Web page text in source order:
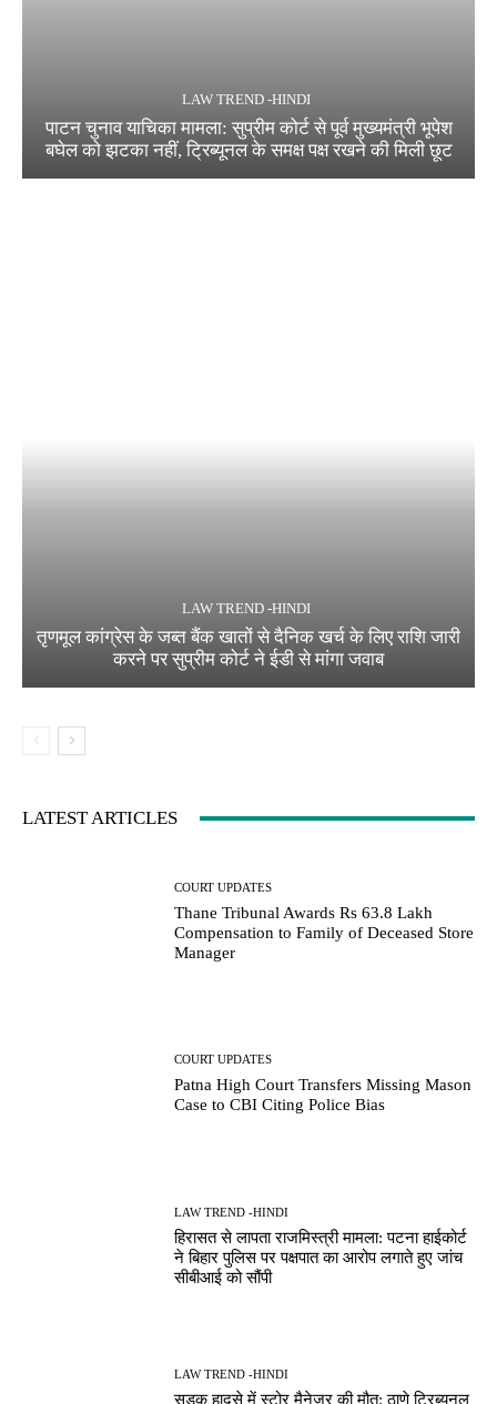
LAW TREND -HINDI
पाटन चुनाव याचिका मामला: सुप्रीम कोर्ट से पूर्व मुख्यमंत्री भूपेश
बघेल को झटका नहीं, ट्रिब्यूनल के समक्ष पक्ष रखने की मिली छूट
LAW TREND -HINDI
तृणमूल कांग्रेस के जब्त बैंक खातों से दैनिक खर्च के लिए राशि जारी
करने पर सुप्रीम कोर्ट ने ईडी से मांगा जवाब
LATEST ARTICLES
COURT UPDATES
Thane Tribunal Awards Rs 63.8 Lakh
Compensation to Family of Deceased Store
Manager
COURT UPDATES
Patna High Court Transfers Missing Mason
Case to CBI Citing Police Bias
LAW TREND -HINDI
हिरासत से लापता राजमिस्त्री मामला: पटना हाईकोर्ट
ने बिहार पुलिस पर पक्षपात का आरोप लगाते हुए जांच
सीबीआई को सौंपी
LAW TREND -HINDI
सड़क हादसे में स्टोर मैनेजर की मौत: ठाणे ट्रिब्यूनल